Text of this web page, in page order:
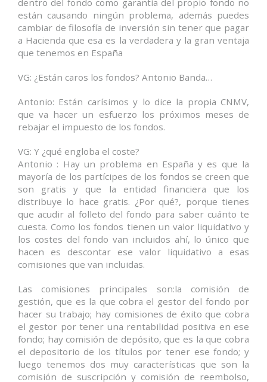
están causando ningún problema, además puedes
cambiar de filosofía de inversión sin tener que pagar
a Hacienda que esa es la verdadera y la gran ventaja
que tenemos en España
VG: ¿Están caros los fondos? Antonio Banda…
Antonio: Están carísimos y lo dice la propia CNMV,
que va hacer un esfuerzo los próximos meses de
rebajar el impuesto de los fondos.
VG: Y ¿qué engloba el coste?
Antonio : Hay un problema en España y es que la
mayoría de los partícipes de los fondos se creen que
son gratis y que la entidad financiera que los
distribuye lo hace gratis. ¿Por qué?, porque tienes
que acudir al folleto del fondo para saber cuánto te
cuesta. Como los fondos tienen un valor liquidativo y
los costes del fondo van incluidos ahí, lo único que
hacen es descontar ese valor liquidativo a esas
comisiones que van incluidas.
Las comisiones principales son:la comisión de
gestión, que es la que cobra el gestor del fondo por
hacer su trabajo; hay comisiones de éxito que cobra
el gestor por tener una rentabilidad positiva en ese
fondo; hay comisión de depósito, que es la que cobra
el depositorio de los títulos por tener ese fondo; y
luego tenemos dos muy características que son la
comisión de suscripción y comisión de reembolso,